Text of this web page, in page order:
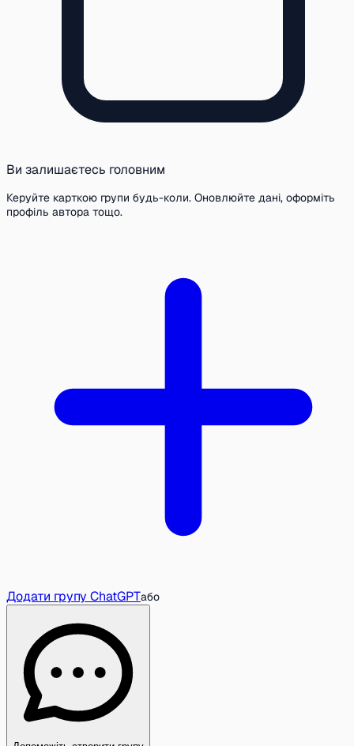
Ви залишаєтесь головним
Керуйте карткою групи будь-коли. Оновлюйте дані, оформіть
профіль автора тощо.
Додати групу ChatGPTабо